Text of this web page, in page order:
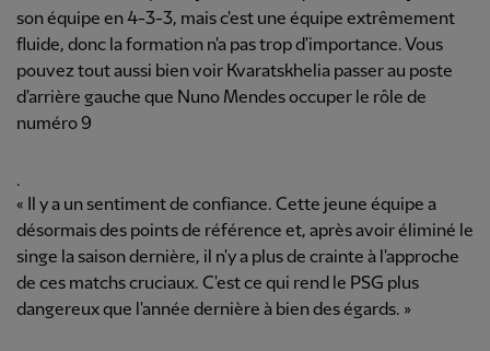
son équipe en 4-3-3, mais c'est une équipe extrêmement
fluide, donc la formation n'a pas trop d'importance. Vous
pouvez tout aussi bien voir Kvaratskhelia passer au poste
d'arrière gauche que Nuno Mendes occuper le rôle de
numéro 9
.
« Il y a un sentiment de confiance. Cette jeune équipe a
désormais des points de référence et, après avoir éliminé le
singe la saison dernière, il n'y a plus de crainte à l'approche
de ces matchs cruciaux. C'est ce qui rend le PSG plus
dangereux que l'année dernière à bien des égards. »